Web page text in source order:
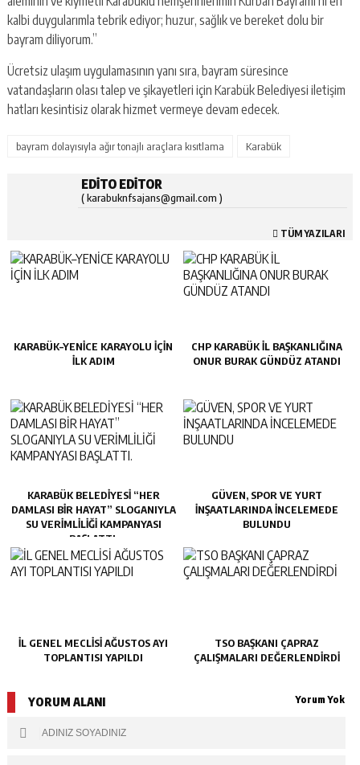
kalbi duygularımla tebrik ediyor; huzur, sağlık ve bereket dolu bir
bayram diliyorum.”
Ücretsiz ulaşım uygulamasının yanı sıra, bayram süresince
vatandaşların olası talep ve şikayetleri için Karabük Belediyesi iletişim
hatları kesintisiz olarak hizmet vermeye devam edecek.
bayram dolayısıyla ağır tonajlı araçlara kısıtlama Karabük
EDITO EDITOR
( karabuknfsajans@gmail.com )
TÜM YAZILARI
KARABÜK–YENİCE KARAYOLU İÇİN
İLK ADIM
CHP KARABÜK İL BAŞKANLIĞINA
ONUR BURAK GÜNDÜZ ATANDI
KARABÜK BELEDİYESİ “HER
DAMLASI BİR HAYAT” SLOGANIYLA
SU VERİMLİLİĞİ KAMPANYASI
BAŞLATTI.
GÜVEN, SPOR VE YURT
İNŞAATLARINDA İNCELEMEDE
BULUNDU
İL GENEL MECLİSİ AĞUSTOS AYI
TOPLANTISI YAPILDI
TSO BAŞKANI ÇAPRAZ
ÇALIŞMALARI DEĞERLENDİRDİ
YORUM ALANI Yorum Yok